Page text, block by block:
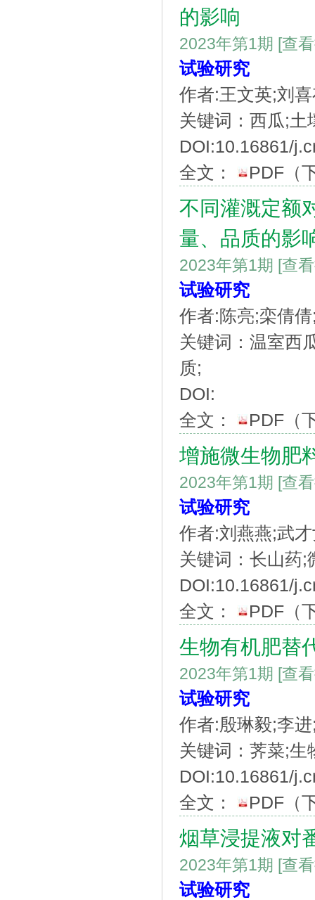
的影响
2023年第1期 [查
试验研究
作者:王文英;刘
关键词：西瓜;土
DOI:10.16861/
全文：
PDF （
不同灌溉定额
量、品质的影
2023年第1期 [查
试验研究
作者:陈亮;栾倩
关键词：温室西
质;
DOI:
全文：
PDF （
增施微生物肥
2023年第1期 [查
试验研究
作者:刘燕燕;武
关键词：长山药;
DOI:10.16861/
全文：
PDF （
生物有机肥替
2023年第1期 [查
试验研究
作者:殷琳毅;李
关键词：荠菜;生
DOI:10.16861/
全文：
PDF （
烟草浸提液对
2023年第1期 [查
试验研究